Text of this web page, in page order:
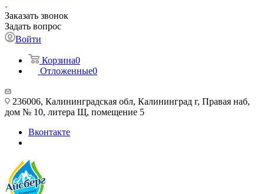
Заказать звонок
Задать вопрос
Войти
Корзина0
Отложенные0
236006, Калининградская обл, Калининград г, Правая наб,
дом № 10, литера Щ, помещение 5
Вконтакте